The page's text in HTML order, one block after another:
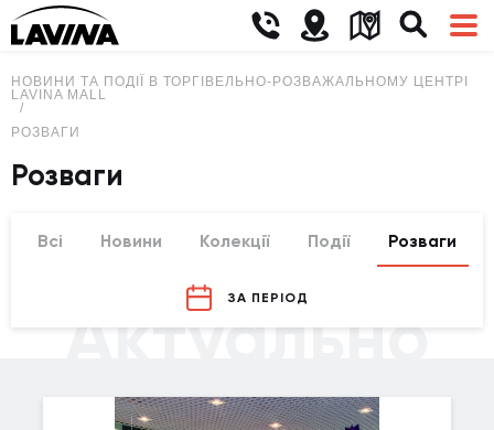
НОВИНИ ТА ПОДІЇ В ТОРГІВЕЛЬНО-РОЗВАЖАЛЬНОМУ ЦЕНТРІ
LAVINA MALL
РОЗВАГИ
Розваги
Всі Новини Колекції Події Розваги
ЗА ПЕРІОД
Актуально